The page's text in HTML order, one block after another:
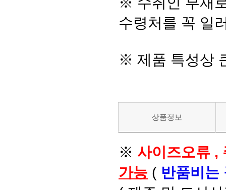
수령처를 꼭 일
※ 제품 특성상
상품정보
※ 사이즈오류 ,
가능 ( 반품비는